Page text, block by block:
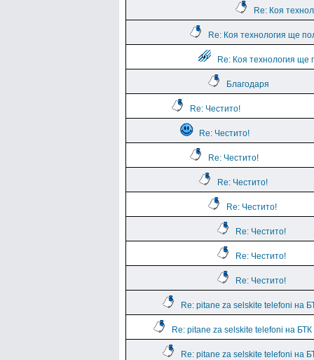
Re: Коя
Re: Коя технология ще
Re: Коя технология ще
Благодаря
Re: Честито!
Re: Честито!
Re: Честито!
Re: Честито!
Re: Честито!
Re: Честито!
Re: Честито!
Re: Честито!
Re: pitane za selskite telefoni на
Re: pitane za selskite telefoni на
Re: pitane za selskite telefoni на